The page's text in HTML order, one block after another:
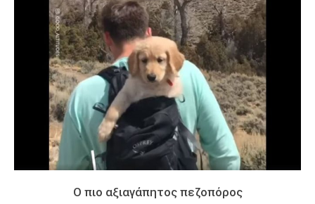
Ο πιο αξιαγάπητος πεζοπόρος